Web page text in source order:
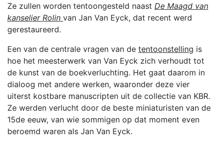
Ze zullen worden tentoongesteld naast De Maagd van
kanselier Rolin van Jan Van Eyck, dat recent werd
gerestaureerd.
Een van de centrale vragen van de tentoonstelling is
hoe het meesterwerk van Van Eyck zich verhoudt tot
de kunst van de boekverluchting. Het gaat daarom in
dialoog met andere werken, waaronder deze vier
uiterst kostbare manuscripten uit de collectie van KBR.
Ze werden verlucht door de beste miniaturisten van de
15de eeuw, van wie sommigen op dat moment even
beroemd waren als Jan Van Eyck.